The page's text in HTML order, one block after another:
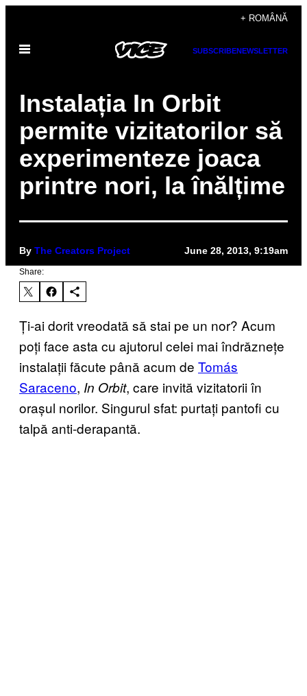
content
+ ROMÂNĂ
Open
SUBSCRIBENEWSLETTER
Instalația In Orbit
permite vizitatorilor să
experimenteze joaca
printre nori, la înălțime
By The Creators Project June 28, 2013, 9:19am
Share:
Ți-ai dorit vreodată să stai pe un nor? Acum
poți face asta cu ajutorul celei mai îndrăznețe
instalații făcute până acum de Tomás
Saraceno, In Orbit, care invită vizitatorii în
orașul norilor. Singurul sfat: purtați pantofi cu
talpă anti-derapantă.